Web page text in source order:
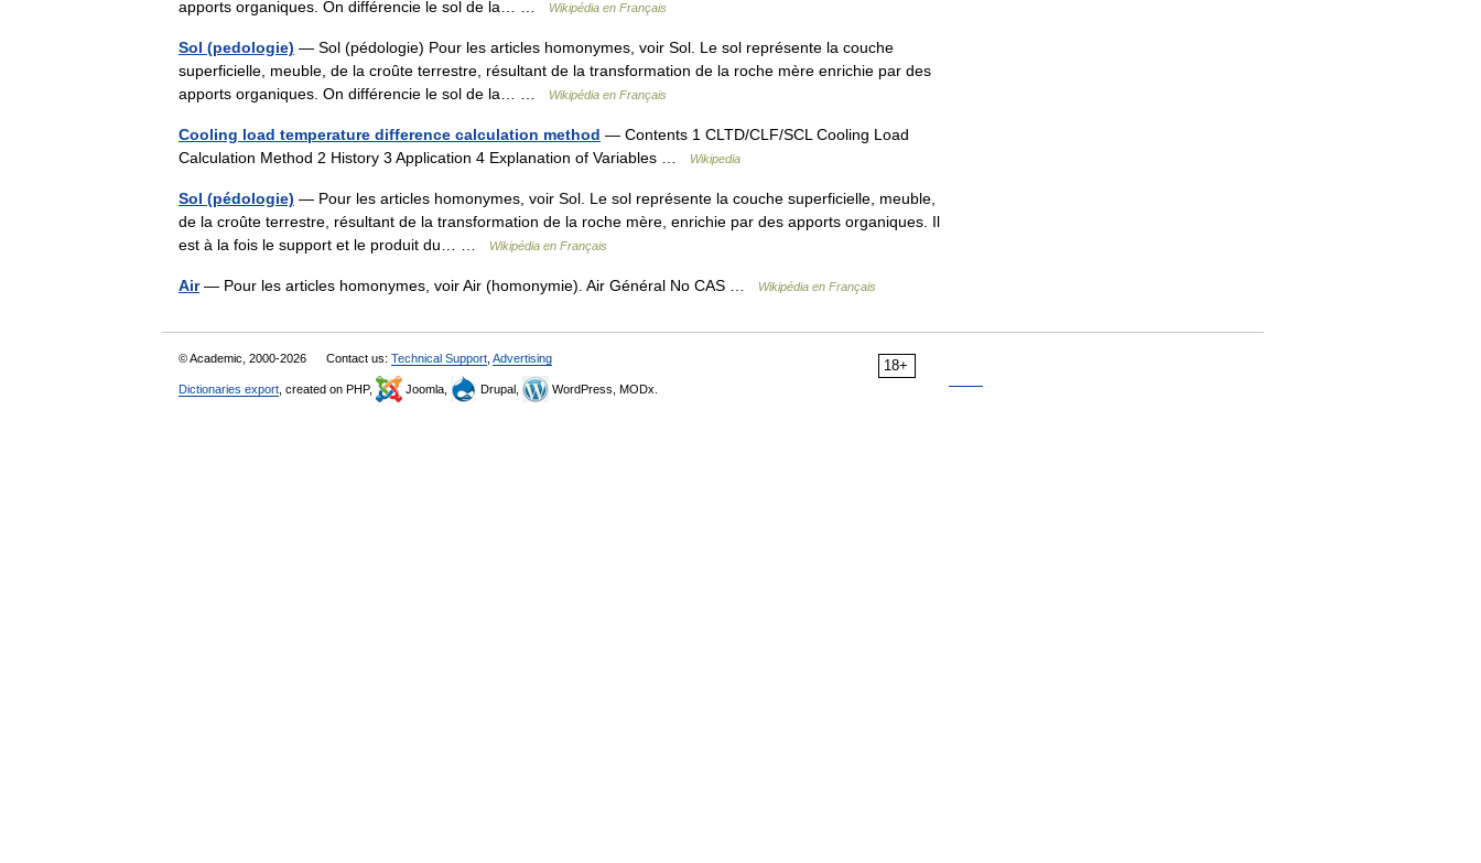
apports organiques. On différencie le sol de la… …
Wikipédia en Français
Sol (pedologie) — Sol (pédologie) Pour les articles homonymes, voir Sol. Le sol représente la couche
superficielle, meuble, de la croûte terrestre, résultant de la transformation de la roche mère enrichie par des
apports organiques. On différencie le sol de la… …
Wikipédia en Français
Cooling load temperature difference calculation method — Contents 1 CLTD/CLF/SCL Cooling Load
Calculation Method 2 History 3 Application 4 Explanation of Variables …
Wikipedia
Sol (pédologie) — Pour les articles homonymes, voir Sol. Le sol représente la couche superficielle, meuble,
de la croûte terrestre, résultant de la transformation de la roche mère, enrichie par des apports organiques. Il
est à la fois le support et le produit du… …
Wikipédia en Français
Air— Pour les articles homonymes, voir Air (homonymie). Air Général No CAS … Wikipédia en Français
18+
© Academic, 2000-2026 Contact us: Technical Support Advertising
Dictionaries export , created on PHP, Joomla, Drupal, WordPress, MODx.